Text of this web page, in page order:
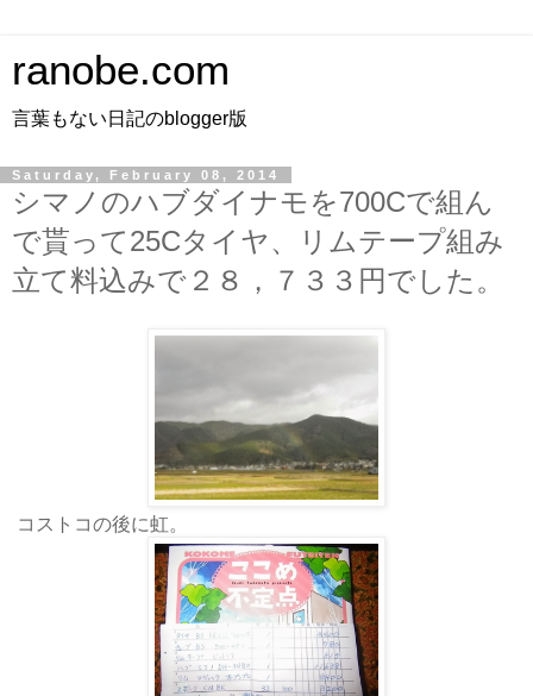
ranobe.com
言葉もない日記のblogger版
Saturday, February 08, 2014
シマノのハブダイナモを700Cで組ん
で貰って25Cタイヤ、リムテープ組み
立て料込みで２８，７３３円でした。
コストコの後に虹。